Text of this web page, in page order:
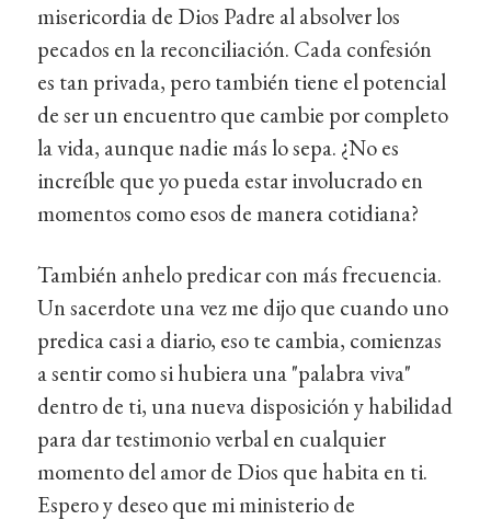
misericordia de Dios Padre al absolver los
pecados en la reconciliación. Cada confesión
es tan privada, pero también tiene el potencial
de ser un encuentro que cambie por completo
la vida, aunque nadie más lo sepa. ¿No es
increíble que yo pueda estar involucrado en
momentos como esos de manera cotidiana?
También anhelo predicar con más frecuencia.
Un sacerdote una vez me dijo que cuando uno
predica casi a diario, eso te cambia, comienzas
a sentir como si hubiera una "palabra viva"
dentro de ti, una nueva disposición y habilidad
para dar testimonio verbal en cualquier
momento del amor de Dios que habita en ti.
Espero y deseo que mi ministerio de